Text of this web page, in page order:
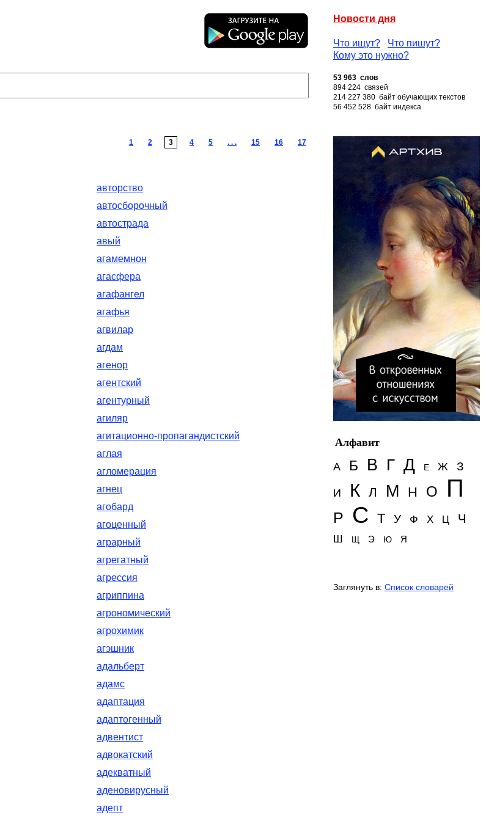
Новости дня
Что ищут?
Что пишут?
Кому это нужно?
53 963 слов
894 224 связей
214 227 380 байт обучающих текстов
56 452 528 байт индекса
1 2 3 4 5 . . . 15 16 17
авторство
автосборочный
автострада
авый
агамемнон
агасфера
агафангел
агафья
агвилар
агдам
агенор
агентский
агентурный
агиляр
агитационно-пропагандистский
аглая
агломерация
агнец
агобард
агоценный
аграрный
агрегатный
агрессия
агриппина
агрономический
агрохимик
агэшник
адальберт
адамс
адаптация
адаптогенный
адвентист
адвокатский
адекватный
аденовирусный
адепт
Алфавит
А
Б В Г Д Е Ж З
И К Л М Н О П
Р С Т У Ф Х Ц Ч
Ш Щ Э Ю Я
Заглянуть в: Список словарей